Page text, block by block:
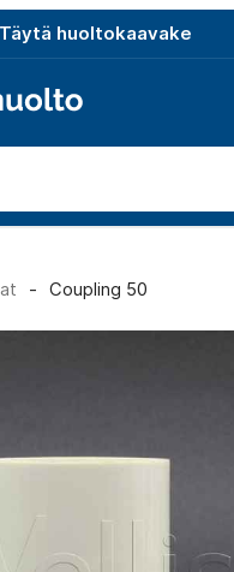
Täytä huoltokaavake
- Coupling 50